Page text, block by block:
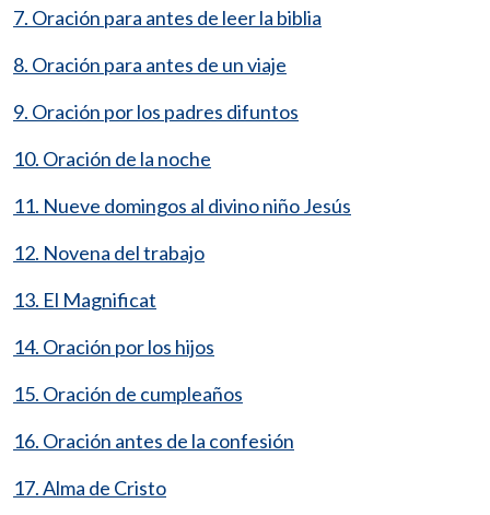
7. Oración para antes de leer la biblia
8. Oración para antes de un viaje
9. Oración por los padres difuntos
10. Oración de la noche
11. Nueve domingos al divino niño Jesús
12. Novena del trabajo
13. El Magnificat
14. Oración por los hijos
15. Oración de cumpleaños
16. Oración antes de la confesión
17. Alma de Cristo